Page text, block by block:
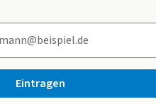
Eintragen